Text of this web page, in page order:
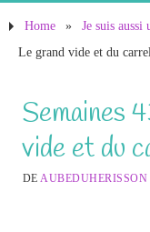
Home » Je suis aussi
Le grand vide et du
Semaines
vide et du
DEAUBEDUHERISSON